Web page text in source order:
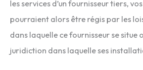
les services d’un fournisseur tiers,
pourraient alors être régis par les
dans laquelle ce fournisseur se situe
juridiction dans laquelle ses